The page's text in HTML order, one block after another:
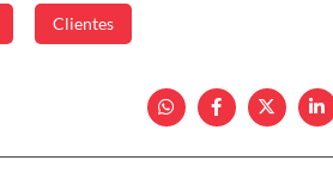
Clientes